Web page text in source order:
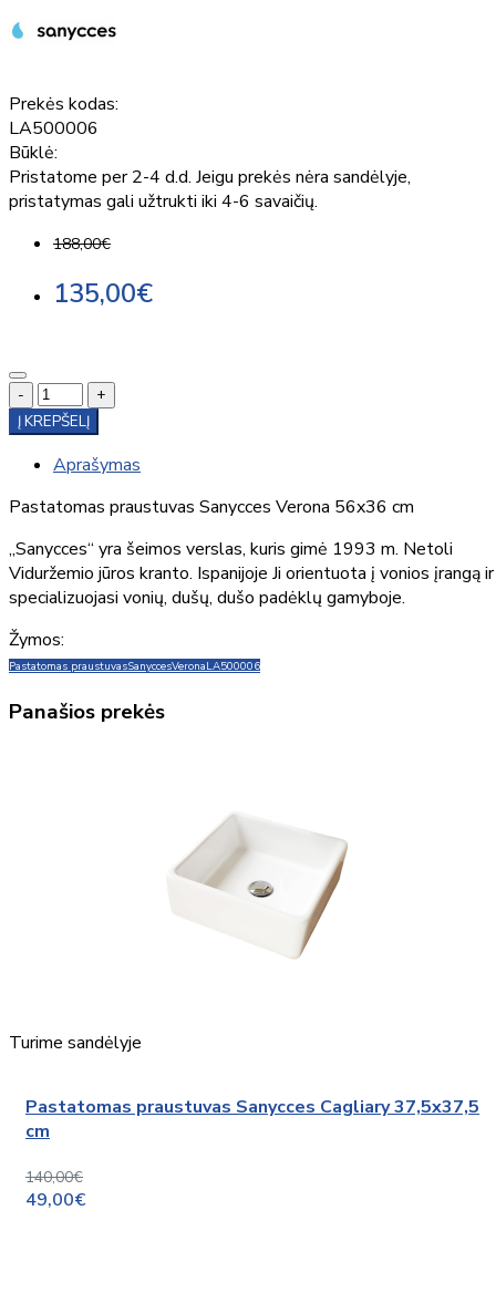
Prekės kodas:
LA500006
Būklė:
Pristatome per 2-4 d.d. Jeigu prekės nėra sandėlyje,
pristatymas gali užtrukti iki 4-6 savaičių.
188,00€
135,00€
-
+
Į KREPŠELĮ
Aprašymas
Pastatomas praustuvas Sanycces Verona 56x36 cm
„Sanycces“ yra šeimos verslas, kuris gimė 1993 m. Netoli
Viduržemio jūros kranto. Ispanijoje Ji orientuota į vonios įrangą ir
specializuojasi vonių, dušų, dušo padėklų gamyboje.
Žymos:
Pastatomas praustuvasSanyccesVeronaLA500006
Panašios prekės
Turime sandėlyje
Pastatomas praustuvas Sanycces Cagliary 37,5x37,5
cm
140,00€
49,00€